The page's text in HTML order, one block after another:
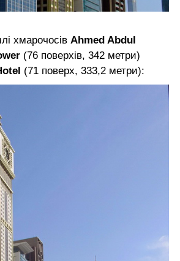
хмарочосів Ahmed Abdul
(76 поверхів, 342 метри)
(71 поверх, 333,2 метри):